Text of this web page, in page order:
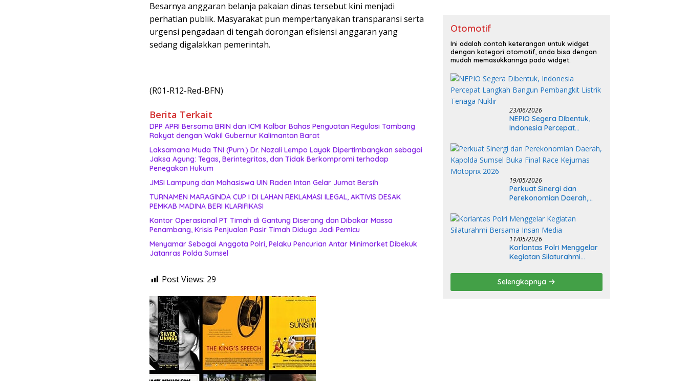
Besarnya anggaran belanja pakaian dinas tersebut kini menjadi
perhatian publik. Masyarakat pun mempertanyakan transparansi serta
urgensi pengadaan di tengah dorongan efisiensi anggaran yang
sedang digalakkan pemerintah.
(R01-R12-Red-BFN)
Berita Terkait
DPP APRI Bersama BRIN dan ICMI Kalbar Bahas Penguatan Regulasi Tambang
Rakyat dengan Wakil Gubernur Kalimantan Barat
Laksamana Muda TNI (Purn.) Dr. Nazali Lempo Layak Dipertimbangkan sebagai
Jaksa Agung: Tegas, Berintegritas, dan Tidak Berkompromi terhadap
Penegakan Hukum
JMSI Lampung dan Mahasiswa UIN Raden Intan Gelar Jumat Bersih
TURNAMEN MARAGINDA CUP I DI LAHAN REKLAMASI ILEGAL, AKTIVIS DESAK
PEMKAB MADINA BERI KLARIFIKASI
Kantor Operasional PT Timah di Gantung Diserang dan Dibakar Massa
Penambang, Krisis Penjualan Pasir Timah Diduga Jadi Pemicu
Menyamar Sebagai Anggota Polri, Pelaku Pencurian Antar Minimarket Dibekuk
Jatanras Polda Sumsel
Post Views: 29
Otomotif
Ini adalah contoh keterangan untuk widget
dengan kategori otomotif, anda bisa dengan
mudah memasukkannya pada widget.
23/06/2026
NEPIO Segera Dibentuk,
Indonesia Percepat
Pembangkit Listrik Tenaga
Nuklir
19/05/2026
Perkuat Sinergi dan
Perekonomian Daerah,
Race Kejurnas Motoprix
2026
11/05/2026
Korlantas Polri Menggelar
Kegiatan Silaturahmi
Selengkapnya